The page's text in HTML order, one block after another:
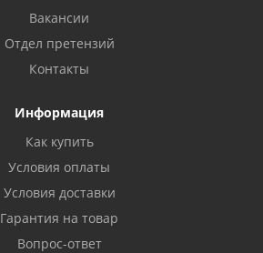
Вакансии
Отдел претензий
Контакты
Информация
Как купить
Условия оплаты
Условия доставки
Гарантия на товар
Вопрос-ответ